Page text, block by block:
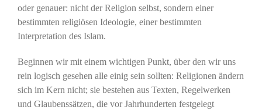
oder genauer: nicht der Religion selbst, sondern einer
bestimmten religiösen Ideologie, einer bestimmten
Interpretation des Islam.
Beginnen wir mit einem wichtigen Punkt, über den wir uns
rein logisch gesehen alle einig sein sollten: Religionen ändern
sich im Kern nicht; sie bestehen aus Texten, Regelwerken
und Glaubenssätzen, die vor Jahrhunderten festgelegt